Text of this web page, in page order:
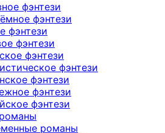
фэнтези
фэнтези
фэнтези
фэнтези
фэнтези
фэнтези
фэнтези
фэнтези
фэнтези
романы